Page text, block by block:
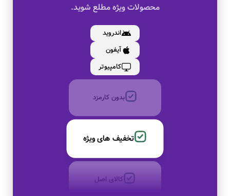
محصولات ویژه مطلع شوید.
اندروید
آیفون
کامپیوتر
کالای اصل
به صورت اقساط
بدون کارمزد
تخفیف های ویژه
کالای اصل